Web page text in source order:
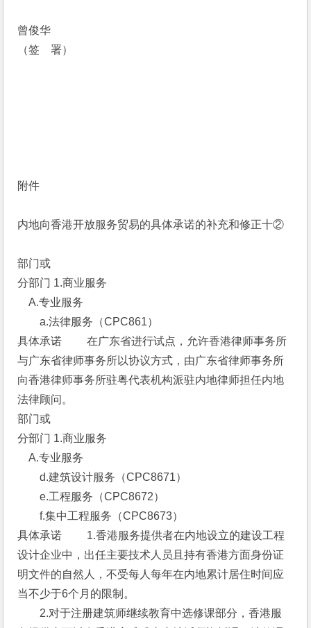
曾俊华
（签　署）
附件
内地向香港开放服务贸易的具体承诺的补充和修正十②
部门或
分部门 1.商业服务
A.专业服务
a.法律服务（CPC861）
具体承诺 　　在广东省进行试点，允许香港律师事务所
与广东省律师事务所以协议方式，由广东省律师事务所
向香港律师事务所驻粤代表机构派驻内地律师担任内地
法律顾问。
部门或
分部门 1.商业服务
A.专业服务
d.建筑设计服务（CPC8671）
e.工程服务（CPC8672）
f.集中工程服务（CPC8673）
具体承诺 　　1.香港服务提供者在内地设立的建设工程
设计企业中，出任主要技术人员且持有香港方面身份证
明文件的自然人，不受每人每年在内地累计居住时间应
当不少于6个月的限制。
2.对于注册建筑师继续教育中选修课部分，香港服